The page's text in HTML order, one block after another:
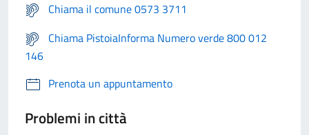
Chiama il comune 0573 3711
Chiama PistoiaInforma Numero verde 800 012
146
Prenota un appuntamento
Problemi in città